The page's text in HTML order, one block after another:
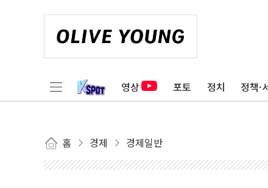
영상 포토 정치 정책·
홈 경제 경제일반